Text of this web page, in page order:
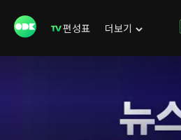
편성표 더보기